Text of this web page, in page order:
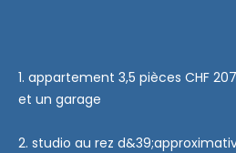
1. appartement 3,5 pièces CHF
et un garage
2. studio au rez